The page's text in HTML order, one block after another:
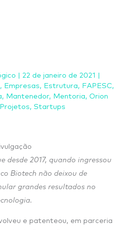
| 22 de janeiro de 2021 |
, Empresas, Estrutura, FAPESC,
, Mantenedor, Mentoria, Orion
Projetos, Startups
desde 2017, quando ingressou
Biotech não deixou de
grandes resultados no
e patenteou, em parceria